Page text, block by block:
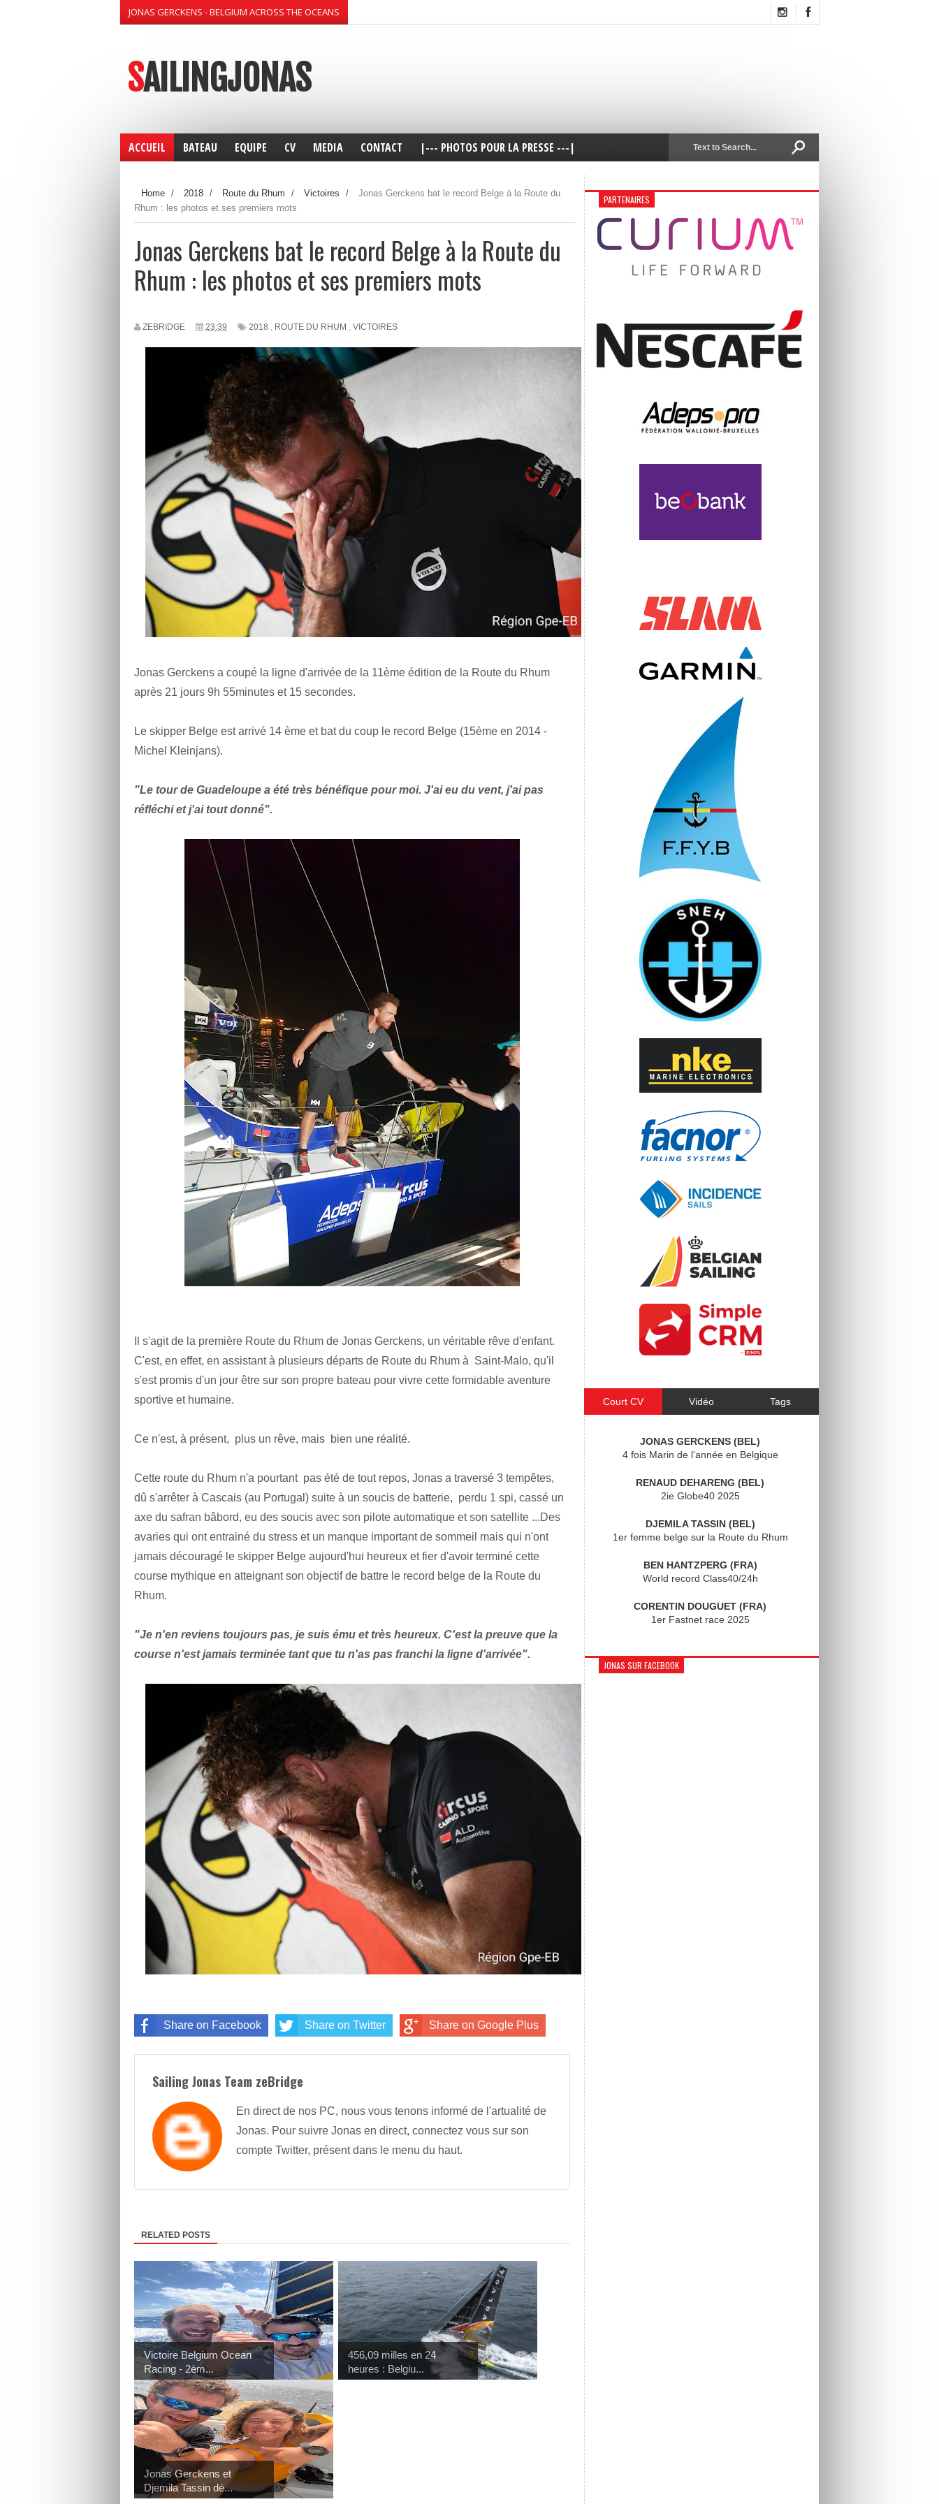
JONAS GERCKENS - BELGIUM ACROSS THE OCEANS
SAILINGJONAS
ACCUEIL BATEAU EQUIPE CV MEDIA CONTACT |--- PHOTOS POUR LA PRESSE ---|
Home / 2018 / Route du Rhum / Victoires /
Jonas Gerckens bat le record Belge à la Route du
Rhum : les photos et ses premiers mots
Jonas Gerckens bat le record Belge à la Route du
Rhum : les photos et ses premiers mots
ZEBRIDGE 23:39 2018 , ROUTE DU RHUM , VICTOIRES
Jonas Gerckens a coupé la ligne d'arrivée de la 11ème édition de la Route du Rhum
après 21 jours 9h 55minutes et 15 secondes.
Le skipper Belge est arrivé 14 ème et bat du coup le record Belge (15ème en 2014 -
Michel Kleinjans).
"Le tour de Guadeloupe a été très bénéfique pour moi. J'ai eu du vent, j'ai pas
réfléchi et j'ai tout donné".
Il s'agit de la première Route du Rhum de Jonas Gerckens, un véritable rêve d'enfant.
C'est, en effet, en assistant à plusieurs départs de Route du Rhum à Saint-Malo, qu'il
s'est promis d'un jour être sur son propre bateau pour vivre cette formidable aventure
sportive et humaine.
Ce n'est, à présent, plus un rêve, mais bien une réalité.
Cette route du Rhum n'a pourtant pas été de tout repos, Jonas a traversé 3 tempêtes,
dû s'arrêter à Cascais (au Portugal) suite à un soucis de batterie, perdu 1 spi, cassé un
axe du safran bâbord, eu des soucis avec son pilote automatique et son satellite ...Des
avaries qui ont entrainé du stress et un manque important de sommeil mais qui n'ont
jamais découragé le skipper Belge aujourd'hui heureux et fier d'avoir terminé cette
course mythique en atteignant son objectif de battre le record belge de la Route du
Rhum.
"Je n'en reviens toujours pas, je suis ému et très heureux. C'est la preuve que la
course n'est jamais terminée tant que tu n'as pas franchi la ligne d'arrivée".
Share on Facebook Share on Twitter Share on Google Plus
Sailing Jonas Team zeBridge
En direct de nos PC, nous vous tenons informé de l'artualité de
Jonas. Pour suivre Jonas en direct, connectez vous sur son
compte Twitter, présent dans le menu du haut.
RELATED POSTS
Victoire Belgium Ocean
Racing - 2èm...
456,09 milles en 24
heures : Belgiu...
Jonas Gerckens et
Djemila Tassin dé...
PARTENAIRES
Court CV Vidéo Tags
JONAS GERCKENS (BEL)
4 fois Marin de l'année en Belgique
RENAUD DEHARENG (BEL)
2ie Globe40 2025
DJEMILA TASSIN (BEL)
1er femme belge sur la Route du Rhum
BEN HANTZPERG (FRA)
World record Class40/24h
CORENTIN DOUGUET (FRA)
1er Fastnet race 2025
JONAS SUR FACEBOOK